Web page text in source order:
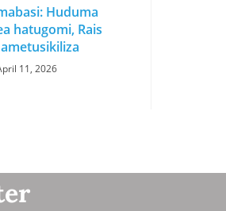
Huduma
hatugomi, Rais
11, 2026